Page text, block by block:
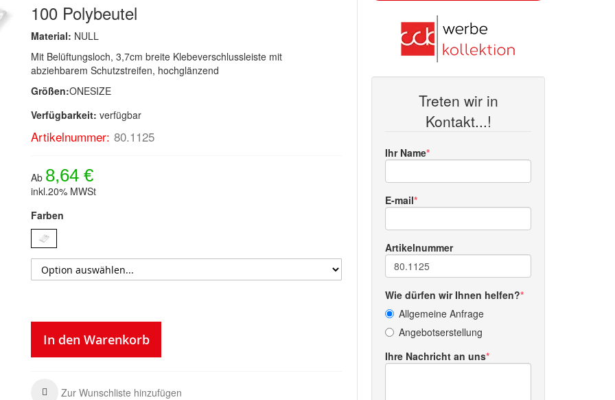
100 Polybeutel
Material: NULL
Mit Belüftungsloch, 3,7cm breite Klebeverschlussleiste mit
abziehbarem Schutzstreifen, hochglänzend
Größen:ONESIZE
Verfügbarkeit: verfügbar
Artikelnummer: 80.1125
Ab 8,64 €
inkl.20% MWSt
Farben
In den Warenkorb
Zur Wunschliste hinzufügen
Treten wir in
Kontakt...!
Ihr Name
E-mail
Artikelnummer
Wie dürfen wir Ihnen helfen?
Allgemeine Anfrage
Angebotserstellung
Ihre Nachricht an uns